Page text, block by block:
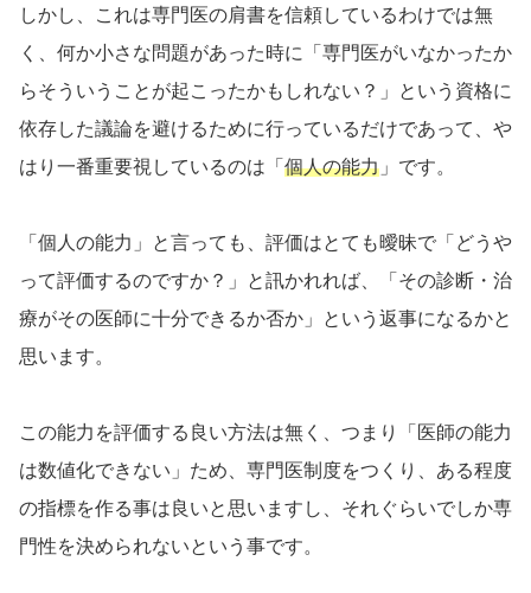
しかし、これは専門医の肩書を信頼しているわけでは無
く、何か小さな問題があった時に「専門医がいなかったか
らそういうことが起こったかもしれない？」という資格に
依存した議論を避けるために行っているだけであって、や
はり一番重要視しているのは「 個人の能力 」です。
「個人の能力」と言っても、評価はとても曖昧で「どうや
って評価するのですか？」と訊かれれば、「その診断・治
療がその医師に十分できるか否か」という返事になるかと
思います。
この能力を評価する良い方法は無く、つまり「医師の能力
は数値化できない」ため、専門医制度をつくり、ある程度
の指標を作る事は良いと思いますし、それぐらいでしか専
門性を決められないという事です。